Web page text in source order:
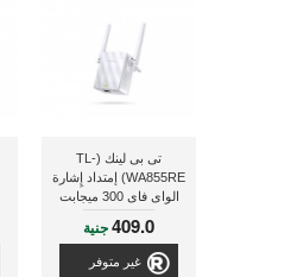
تى بى لينك (TL-
WA855RE) إمتداد إِشارة
الواى فاى 300 ميجابت
هوائى خارجى
409.0جنية
غير متوفر